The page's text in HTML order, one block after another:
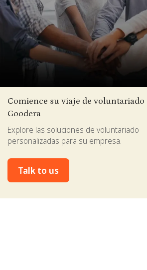
Comience su viaje de voluntariado
Goodera
Explore las soluciones de voluntariado
personalizadas para su empresa.
Talk to us